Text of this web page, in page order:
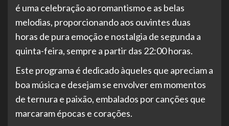
é uma celebração ao romantismo e as belas
melodias, proporcionando aos ouvintes duas
horas de pura emoção e nostalgia de segunda a
quinta-feira, sempre a partir das 22:00 horas.
Este programa é dedicado àqueles que apreciam a
boa música e desejam se envolver em momentos
de ternura e paixão, embalados por canções que
marcaram épocas e corações.